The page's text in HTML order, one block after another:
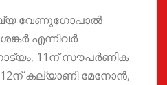
വേണുഗോപാൽ
എന്നിവർ
11ന് സൗപർണിക
12ന് കല്യാണി മേനോൻ,